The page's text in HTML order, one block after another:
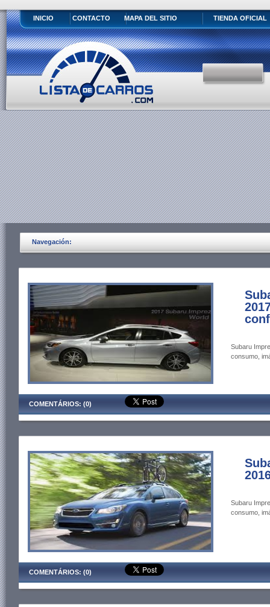
INICIO CONTACTO MAPA DEL SITIO TIENDA OFICIAL
Navegación:
Subaru
consumo,
COMENTÁRIOS: (0)
Subaru
consumo,
COMENTÁRIOS: (0)